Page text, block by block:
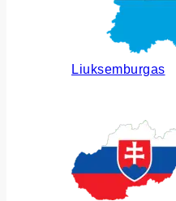
Liuksemburgas